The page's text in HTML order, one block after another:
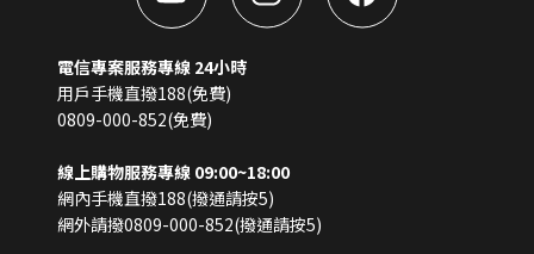
電信專案服務專線 24小時
用戶手機直撥188(免費)
0809-000-852(免費)
線上購物服務專線 09:00~18:00
網內手機直撥188(撥通請按5)
網外請撥0809-000-852(撥通請按5)